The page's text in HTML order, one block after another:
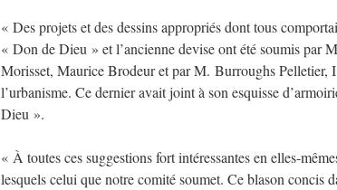
« Des projets et des dessins appropriés dont tous
« Don de Dieu » et l’ancienne devise ont été soumis par
Morisset, Maurice Brodeur et par M. Burroughs Pelletier,
l’urbanisme. Ce dernier avait joint à son esquisse
Dieu ».
« À toutes ces suggestions fort intéressantes en elles-
lesquels celui que notre comité soumet. Ce blason concis